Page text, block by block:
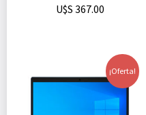
U$S 367.00
¡Oferta!